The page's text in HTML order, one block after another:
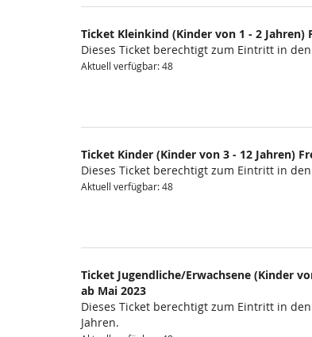
Produkte
Unkategorisierte
Produkte
Ticket Kleinkind (Kinder von 1 - 2 Jahren)
Dieses Ticket berechtigt zum Eintritt in
Aktuell verfügbar: 48
Ticket Kinder (Kinder von 3 - 12 Jahren)
Dieses Ticket berechtigt zum Eintritt in
Aktuell verfügbar: 48
Ticket Jugendliche/Erwachsene (Kinder
ab Mai 2023
Dieses Ticket berechtigt zum Eintritt in
Jahren.